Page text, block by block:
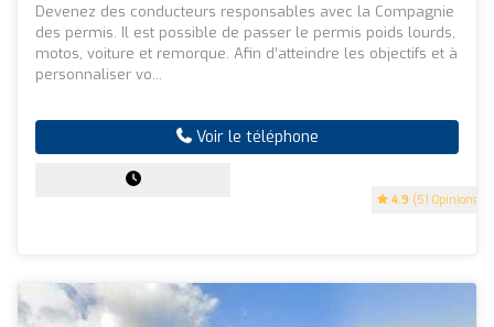
4.9 (51 Opinions)
Devenez des conducteurs responsables avec la Compagnie
des permis. Il est possible de passer le permis poids lourds,
motos, voiture et remorque. Afin d’atteindre les objectifs et à
personnaliser vo...
Voir le téléphone